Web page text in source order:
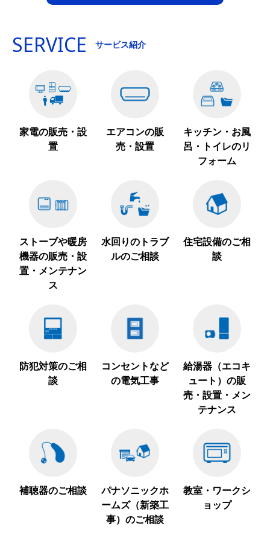
SERVICE サービス紹介
家電の販売・設
置
エアコンの販
売・設置
キッチン・お風
呂・トイレのリ
フォーム
ストーブや暖房
機器の販売・設
置・メンテナン
ス
水回りのトラブ
ルのご相談
住宅設備のご相
談
防犯対策のご相
談
コンセントなど
の電気工事
給湯器（エコキ
ュート）の販
売・設置・メン
テナンス
補聴器のご相談
パナソニックホ
ームズ（新築工
事）のご相談
教室・ワークシ
ョップ